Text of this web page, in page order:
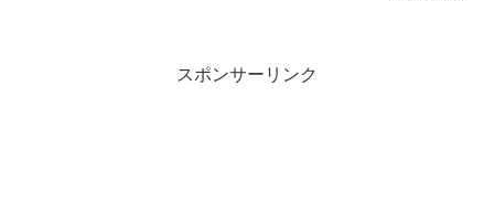
スポンサーリンク